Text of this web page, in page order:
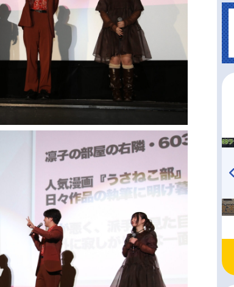
TVアニメ『戦隊大失格』
radio 大直会 2nd season
ハイキュー!! 烏野高校放送部!